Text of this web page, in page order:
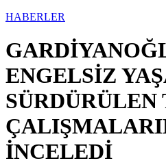
HABERLER
ENGELSİZ
İNCELEDİ